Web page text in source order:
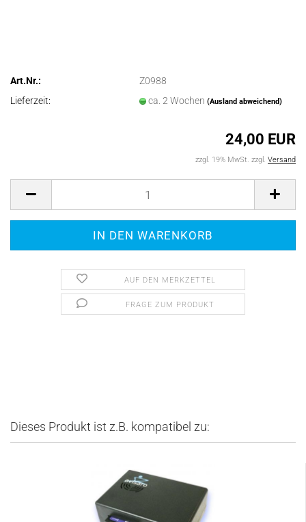
Art.Nr.:
Z0988
Lieferzeit:
ca. 2 Wochen(Ausland abweichend)
24,00 EUR
zzgl. 19% MwSt. zzgl. Versand
AUF DEN MERKZETTEL
FRAGE ZUM PRODUKT
Dieses Produkt ist z.B. kompatibel zu: